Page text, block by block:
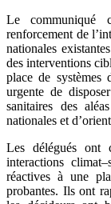
Le communiqué
renforcement de
nationales
des interventions
place de systèmes
urgente de
sanitaires des
nationales et
Les délégués ont
interactions
réactives à une
probantes. Ils ont